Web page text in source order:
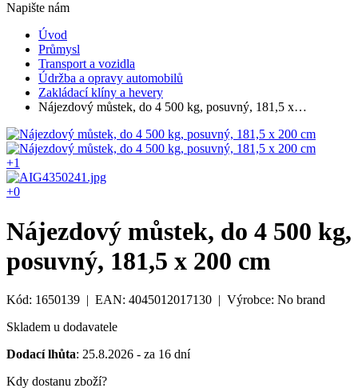
Napište nám
Úvod
Průmysl
Transport a vozidla
Údržba a opravy automobilů
Zakládací klíny a hevery
Nájezdový můstek, do 4 500 kg, posuvný, 181,5 x…
+1
+0
Nájezdový můstek, do 4 500 kg,
posuvný, 181,5 x 200 cm
Kód: 1650139 | EAN: 4045012017130 | Výrobce: No brand
Skladem u dodavatele
Dodací lhůta: 25.8.2026 - za 16 dní
Kdy dostanu zboží?